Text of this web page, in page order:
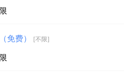
免费） [不限]